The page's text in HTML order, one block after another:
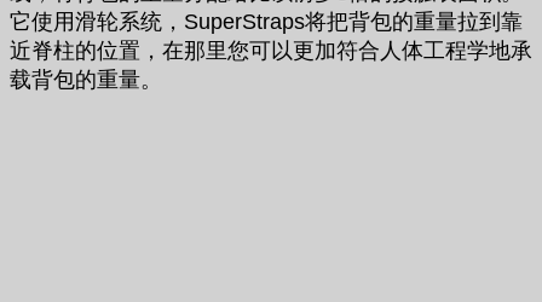
它使用滑轮系统，SuperStraps将把背包的重量拉到靠
近脊柱的位置，在那里您可以更加符合人体工程学地承
载背包的重量。